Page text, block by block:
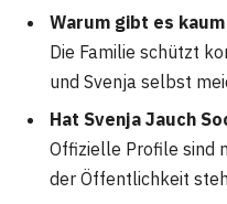
Warum gibt es
Die Familie schützt
und Svenja selbst
Hat Svenja Jauch
Offizielle Profile sind
der Öffentlichkeit